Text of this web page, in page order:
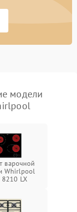
модели
варочной
Whirlpool
8210 LX